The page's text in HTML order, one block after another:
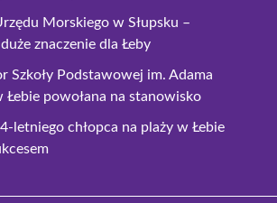
Morskiego w Słupsku –
znaczenie dla Łeby
Szkoły Podstawowej im. Adama
Łebie powołana na stanowisko
letniego chłopca na plaży w Łebie